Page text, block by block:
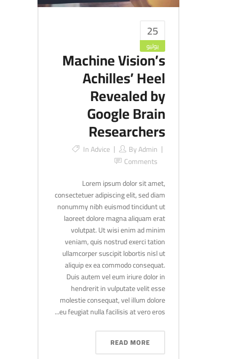
25
يوليو
Machine Vision’s
Achilles’ Heel
Revealed by
Google Brain
Researchers
ByAdmin
InAdvice
Comments
Lorem ipsum dolor sit amet,
consectetuer adipiscing elit, sed diam
nonummy nibh euismod tincidunt ut
laoreet dolore magna aliquam erat
volutpat. Ut wisi enim ad minim
veniam, quis nostrud exerci tation
ullamcorper suscipit lobortis nisl ut
aliquip ex ea commodo consequat.
Duis autem vel eum iriure dolor in
hendrerit in vulputate velit esse
molestie consequat, vel illum dolore
eu feugiat nulla facilisis at vero eros...
READ MORE